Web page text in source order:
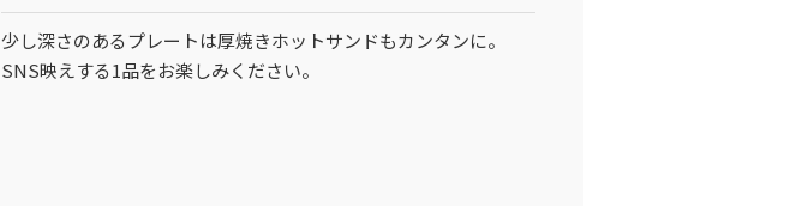
少し深さのあるプレートは厚焼きホットサンドもカンタンに。
SNS映えする1品をお楽しみください。